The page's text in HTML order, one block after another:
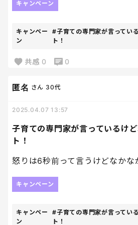
キャンペーン
キャンペー
ン
#子育ての専門家が言ってい
ト！
共感 0 0
子育ての専門家が言っているけ
ト！
匿名 さん 30代
2025.04.07 13:57
怒りは6秒前って言うけどなかな
キャンペーン
キャンペー
ン
#子育ての専門家が言ってい
ト！